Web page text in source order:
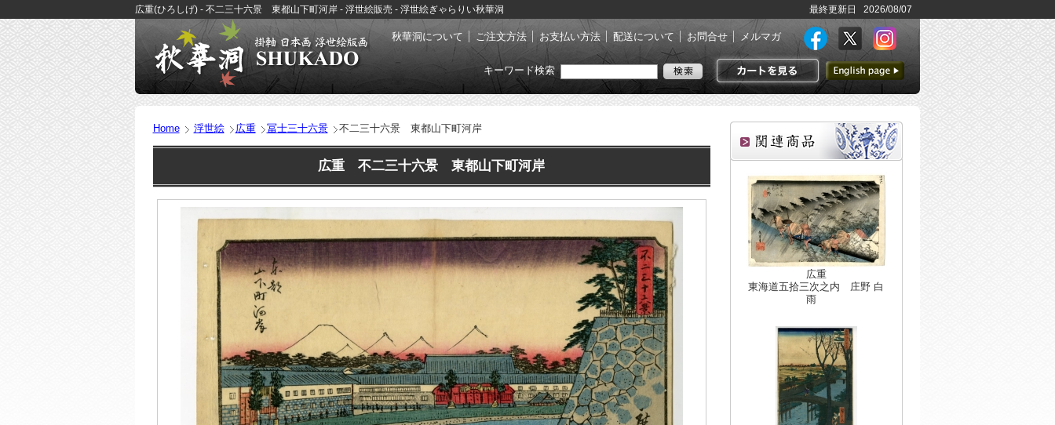
広重(ひろしげ) - 不二三十六景 東都山下町河岸 - 浮世絵販売 - 浮世絵ぎゃらりい秋華洞 最終更新日 2026/08/07
秋華洞について ご注文方法 お支払い方法 配送について お問合せ メルマガ
カートを見る
英語ページへ
キーワード検索
Home 浮世絵 広重 冨士三十六景 不二三十六景 東都山下町河岸
広重 不二三十六景 東都山下町河岸
広重
東海道五拾三次之内 庄野 白
雨